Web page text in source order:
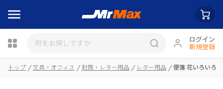
ログイン
新規登録
トップ 文具・オフィス 封筒・レター用品 レター用品 便箋 花いろいろ